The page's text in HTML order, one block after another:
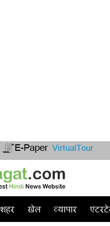
E-Paper VirtualTour
शहर खेल व्यापार